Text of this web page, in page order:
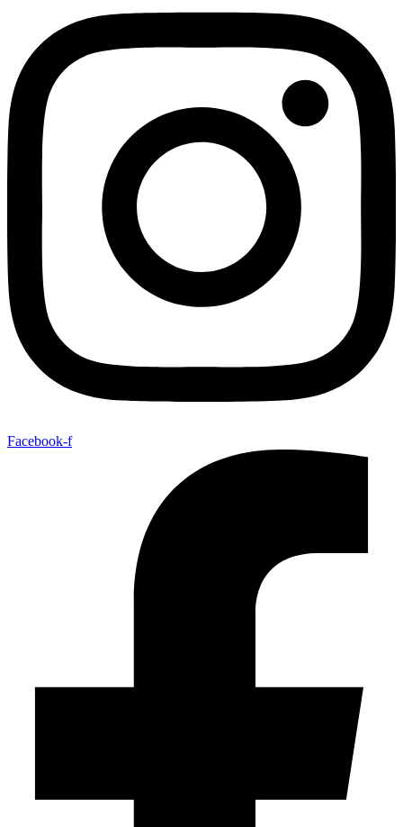
Facebook-f